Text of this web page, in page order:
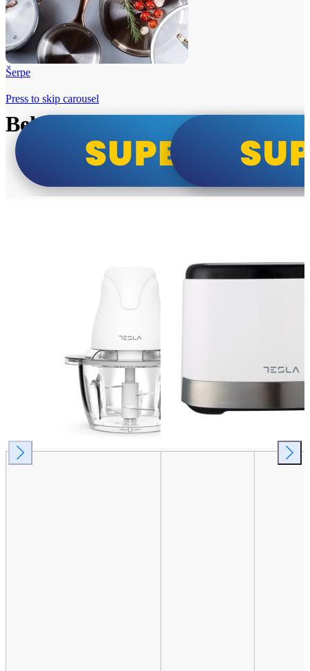
Šerpe
Beko i Tesla super cene
Press to skip carousel